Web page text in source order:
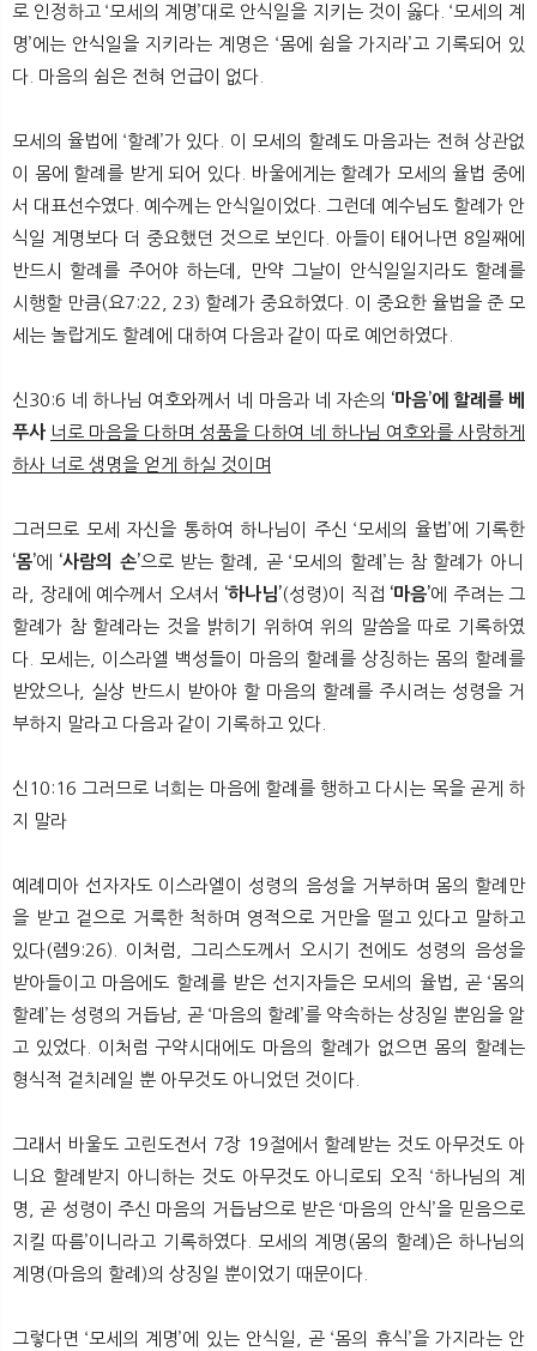
로 인정하고 ‘모세의 계명’대로 안식일을 지키는 것이 옳다. ‘모세의 계
명’에는 안식일을 지키라는 계명은 ‘몸에 쉼을 가지라’고 기록되어 있
다. 마음의 쉼은 전혀 언급이 없다.
모세의 율법에 ‘할례’가 있다. 이 모세의 할례도 마음과는 전혀 상관없
이 몸에 할례를 받게 되어 있다. 바울에게는 할례가 모세의 율법 중에
서 대표선수였다. 예수께는 안식일이었다. 그런데 예수님도 할례가 안
식일 계명보다 더 중요했던 것으로 보인다. 아들이 태어나면 8일째에
반드시 할례를 주어야 하는데, 만약 그날이 안식일일지라도 할례를
시행할 만큼(요7:22, 23) 할례가 중요하였다. 이 중요한 율법을 준 모
세는 놀랍게도 할례에 대하여 다음과 같이 따로 예언하였다.
신30:6 네 하나님 여호와께서 네 마음과 네 자손의 ‘마음’에 할례를 베
푸사 너로 마음을 다하며 성품을 다하여 네 하나님 여호와를 사랑하게
하사 너로 생명을 얻게 하실 것이며
​그러므로 모세 자신을 통하여 하나님이 주신 ‘모세의 율법’에 기록한
‘몸’에 ‘사람의 손’으로 받는 할례, 곧 ‘모세의 할례’는 참 할례가 아니
라, 장래에 예수께서 오셔서 ‘하나님’(성령)이 직접 ‘마음’에 주려는 그
할례가 참 할례라는 것을 밝히기 위하여 위의 말씀을 따로 기록하였
다. 모세는, 이스라엘 백성들이 마음의 할례를 상징하는 몸의 할례를
받았으나, 실상 반드시 받아야 할 마음의 할례를 주시려는 성령을 거
부하지 말라고 다음과 같이 기록하고 있다.
신10:16 그러므로 너희는 마음에 할례를 행하고 다시는 목을 곧게 하
지 말라
예례미아 선자자도 이스라엘이 성령의 음성을 거부하며 몸의 할례만
을 받고 겉으로 거룩한 척하며 영적으로 거만을 떨고 있다고 말하고
있다(렘9:26). 이처럼, 그리스도께서 오시기 전에도 성령의 음성을
받아들이고 마음에도 할례를 받은 선지자들은 모세의 율법, 곧 ‘몸의
할례’는 성령의 거듭남, 곧 ‘마음의 할례’를 약속하는 상징일 뿐임을 알
고 있었다. 이처럼 구약시대에도 마음의 할례가 없으면 몸의 할례는
형식적 겉치레일 뿐 아무것도 아니었던 것이다.
그래서 바울도 고린도전서 7장 19절에서 할례받는 것도 아무것도 아
니요 할례받지 아니하는 것도 아무것도 아니로되 오직 ‘하나님의 계
명, 곧 성령이 주신 마음의 거듭남으로 받은 ‘마음의 안식’을 믿음으로
지킬 따름’이니라고 기록하였다. 모세의 계명(몸의 할례)은 하나님의
계명(마음의 할례)의 상징일 뿐이었기 때문이다.
그렇다면 ‘모세의 계명’에 있는 안식일, 곧 ‘몸의 휴식’을 가지라는 안